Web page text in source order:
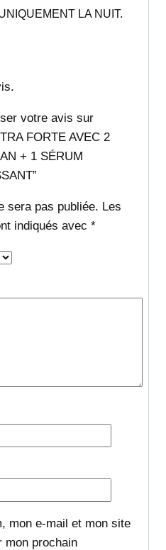
LA NUIT.
votre avis sur
FORTE AVEC 2
+ 1 SÉRUM
sera pas publiée. Les
indiqués avec *
mon e-mail et mon site
mon prochain